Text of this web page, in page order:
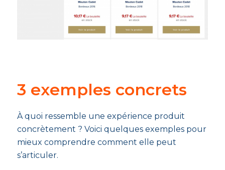
3 exemples concrets
À quoi ressemble une expérience produit
concrètement ? Voici quelques exemples pour
mieux comprendre comment elle peut
s’articuler.